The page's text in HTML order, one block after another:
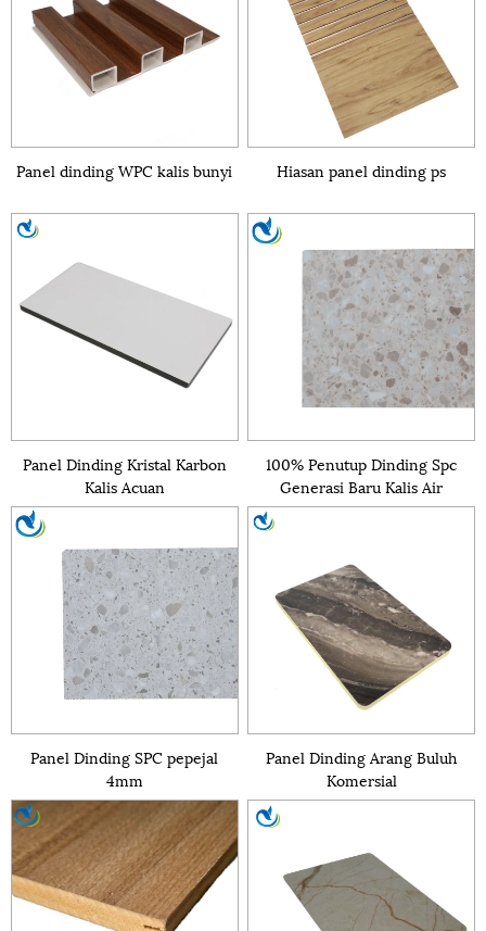
Panel dinding WPC kalis bunyi Hiasan panel dinding ps
Panel Dinding Kristal Karbon
Kalis Acuan
100% Penutup Dinding Spc
Generasi Baru Kalis Air
Panel Dinding SPC pepejal
4mm
Panel Dinding Arang Buluh
Komersial